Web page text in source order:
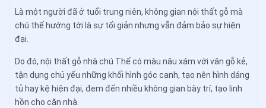
Là một người đã ở tuổi trung niên, không gian nội thất gỗ mà
chú thế hướng tới là sự tối giản nhưng vẫn đảm bảo sự hiện
đại.
Do đó, nội thất gỗ nhà chú Thế có màu nâu xám với vân gỗ kẻ,
tận dụng chủ yếu những khối hình góc cạnh, tạo nên hình dáng
tủ hay kệ hiện đại, đem đến nhiều không gian bày trí, tạo linh
hồn cho căn nhà.